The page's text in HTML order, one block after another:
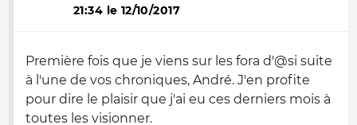
21:34 le 12/10/2017
Première fois que je viens sur les fora d'@si suite
à l'une de vos chroniques, André. J'en profite
pour dire le plaisir que j'ai eu ces derniers mois à
toutes les visionner.